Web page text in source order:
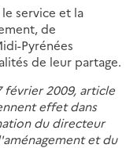
service et la
de
Pyrénées
de leur partage.
février 2009, article
effet dans
du directeur
et du